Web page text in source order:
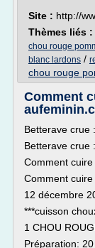
Site : http://
Thèmes liés :
chou rouge
blanc lardons /
chou rouge
Comment
Betterave crue
Betterave crue
Comment
Comment
12 décembre
***cuisson
1 CHOU
Préparation: